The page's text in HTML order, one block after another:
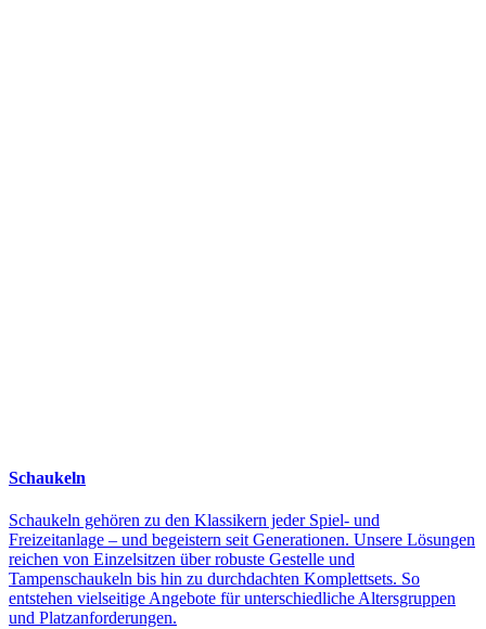
Schaukeln
Schaukeln gehören zu den Klassikern jeder Spiel- und
Freizeitanlage – und begeistern seit Generationen. Unsere Lösungen
reichen von Einzelsitzen über robuste Gestelle und
Tampenschaukeln bis hin zu durchdachten Komplettsets. So
entstehen vielseitige Angebote für unterschiedliche Altersgruppen
und Platzanforderungen.